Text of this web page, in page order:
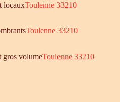
locauxToulenne 33210
Toulenne 33210
gros volumeToulenne 33210